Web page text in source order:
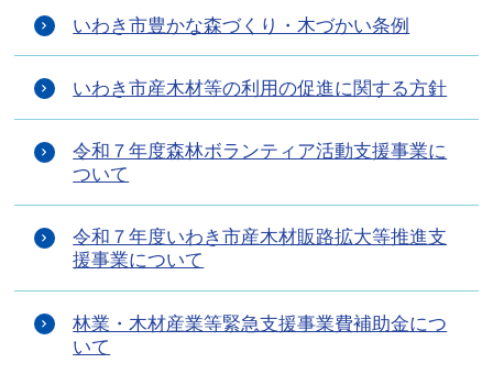
いわき市豊かな森づくり・木づかい条例
いわき市産木材等の利用の促進に関する方針
令和７年度森林ボランティア活動支援事業に
ついて
令和７年度いわき市産木材販路拡大等推進支
援事業について
林業・木材産業等緊急支援事業費補助金につ
いて